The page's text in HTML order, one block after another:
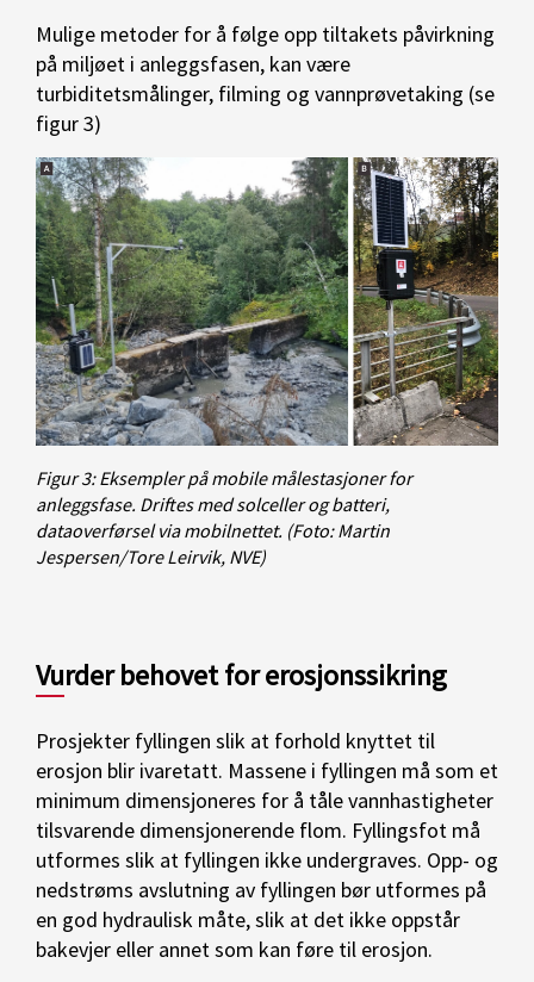
Mulige metoder for å følge opp tiltakets påvirkning
på miljøet i anleggsfasen, kan være
turbiditetsmålinger, filming og vannprøvetaking (se
figur 3)
Figur 3: Eksempler på mobile målestasjoner for
anleggsfase. Driftes med solceller og batteri,
dataoverførsel via mobilnettet. (Foto: Martin
Jespersen/Tore Leirvik, NVE)
Vurder behovet for erosjonssikring
Prosjekter fyllingen slik at forhold knyttet til
erosjon blir ivaretatt. Massene i fyllingen må som et
minimum dimensjoneres for å tåle vannhastigheter
tilsvarende dimensjonerende flom. Fyllingsfot må
utformes slik at fyllingen ikke undergraves. Opp- og
nedstrøms avslutning av fyllingen bør utformes på
en god hydraulisk måte, slik at det ikke oppstår
bakevjer eller annet som kan føre til erosjon.